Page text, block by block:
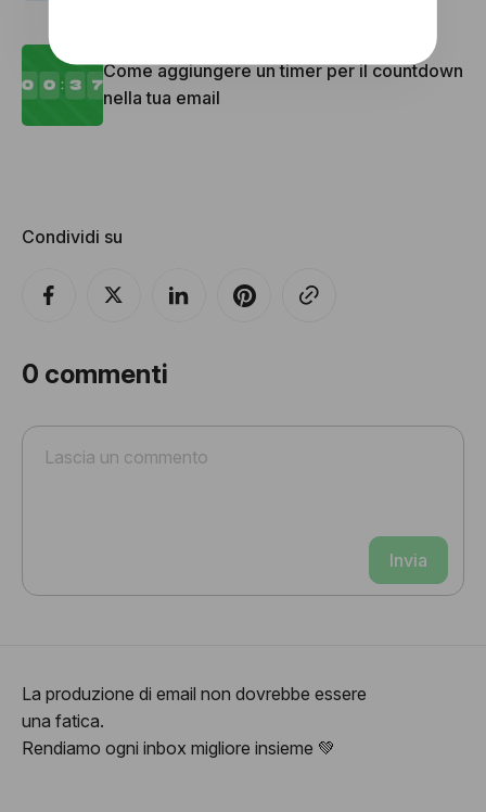
Come aggiungere un timer per il countdown
nella tua email
Condividi su
0 commenti
Invia
La produzione di email non dovrebbe essere
una fatica.
Rendiamo ogni inbox migliore insieme 💚